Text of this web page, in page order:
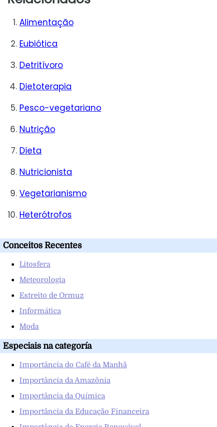
Alimentação
Eubiótica
Detritívoro
Dietoterapia
Pesco-vegetariano
Nutrição
Dieta
Nutricionista
Vegetarianismo
Heterótrofos
Conceitos Recentes
Litosfera
Meteorologia
Estreito de Ormuz
Informática
Moda
Especiais na categoría
Importância do Café da Manhã
Importância da Amazônia
Importância da Química
Importância da Educação Financeira